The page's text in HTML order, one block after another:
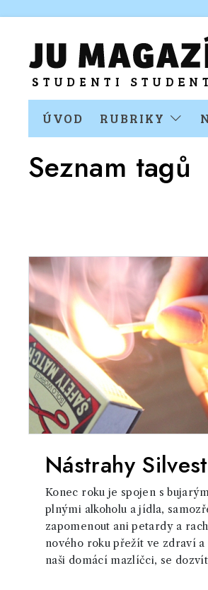
ÚVOD RUBRIKY
Seznam tagů
Nástrahy
Konec roku je spojen s
plnými alkoholu a jídla,
zapomenout ani petardy a
nového roku přežít ve zdraví
naši domácí mazlíčci, se